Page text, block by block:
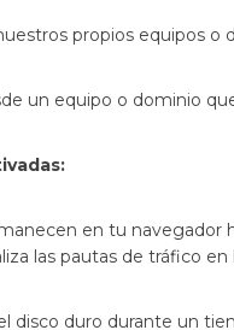
propios equipos o
un equipo o dominio
:
en tu
las pautas de tráfico
disco duro durante un